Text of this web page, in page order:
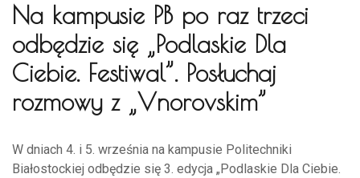
Na kampusie PB po raz trzeci
odbędzie się „Podlaskie Dla
Ciebie. Festiwal”. Posłuchaj
rozmowy z „Vnorovskim”
W dniach 4. i 5. września na kampusie Politechniki
Białostockiej odbędzie się 3. edycja „Podlaskie Dla Ciebie.